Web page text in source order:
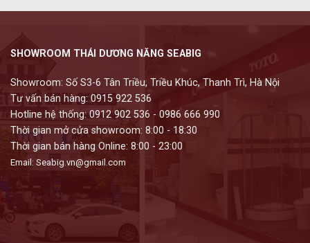
SHOWROOM THÁI DƯƠNG NĂNG SEABIG
Showroom: Số S3-6 Tân Triều, Triều Khúc, Thanh Trì, Hà Nội
Tư vấn bán hàng: 0915 922 536
Hotline hệ thống: 0912 902 536 - 0986 666 990
Thời gian mở cửa showroom: 8:00 - 18:30
Thời gian bán hàng Online: 8:00 - 23:00
Email: Seabig.vn@gmail.com